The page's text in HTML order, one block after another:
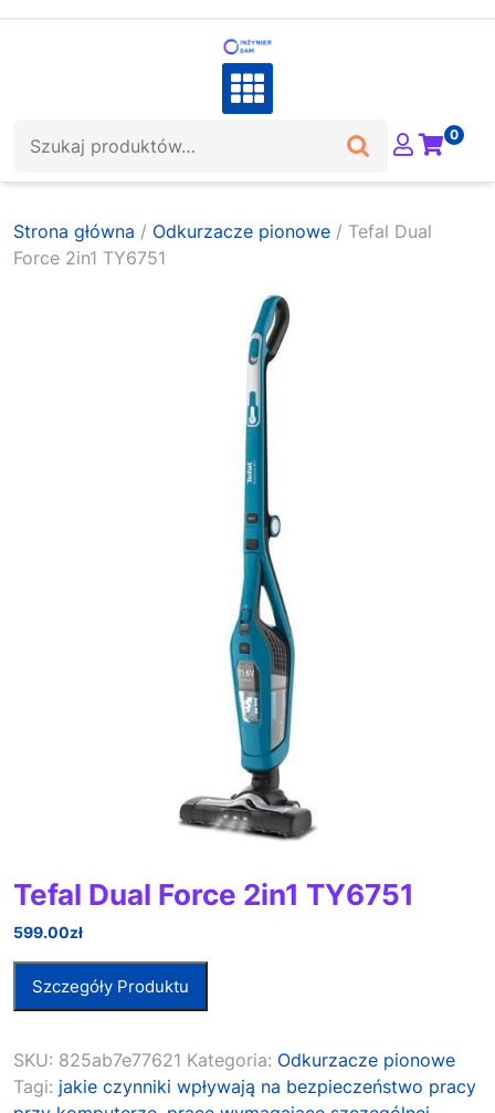
0
Strona główna / Odkurzacze pionowe / Tefal Dual
Force 2in1 TY6751
Tefal Dual Force 2in1 TY6751
599.00zł
Szczegóły Produktu
SKU: 825ab7e77621 Kategoria: Odkurzacze pionowe
Tagi: jakie czynniki wpływają na bezpieczeństwo pracy